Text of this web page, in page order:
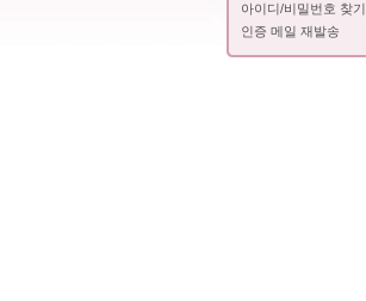
아이디/비밀번호 찾기
인증 메일 재발송